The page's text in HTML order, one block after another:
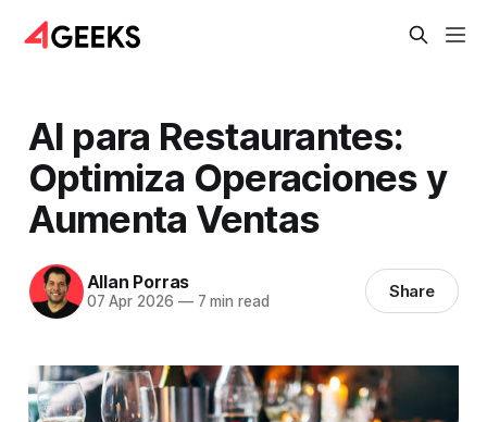
AI para Restaurantes:
Optimiza Operaciones y
Aumenta Ventas
Allan Porras
07 Apr 2026 —7 min read Share